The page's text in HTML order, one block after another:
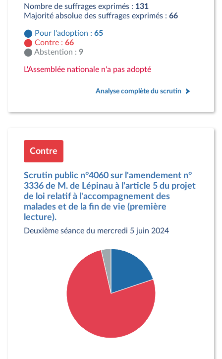
Nombre de suffrages exprimés : 131
Majorité absolue des suffrages exprimés : 66
Pour l'adoption : 65
Contre : 66
Abstention : 9
L'Assemblée nationale n'a pas adopté
Analyse complète du scrutin
Contre
Scrutin public n°4060 sur l'amendement n°
3336 de M. de Lépinau à l'article 5 du projet
de loi relatif à l'accompagnement des
malades et de la fin de vie (première
lecture).
Deuxième séance du mercredi 5 juin 2024